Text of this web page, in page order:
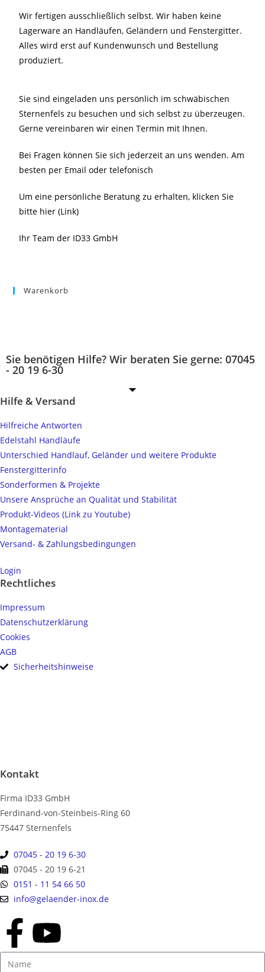
Wir fertigen ausschließlich selbst. Wir haben keine
Lagerware an Handläufen, Geländern und Fenstergitter.
Alles wird erst auf Kundenwunsch und Bestellung
produziert.
Sie sind eingeladen uns persönlich im schwäbischen
Sternenfels zu besuchen und sich selbst zu überzeugen.
Gerne vereinbaren wir einen Termin mit Ihnen.
Bei Fragen können Sie sich jederzeit an uns wenden. Am
besten per Email oder telefonisch
Um eine persönliche Beratung zu erhalten, klicken Sie
bitte hier (Link)
Ihr Team der ID33 GmbH
Warenkorb
Sie benötigen Hilfe? Wir beraten Sie gerne: 07045
- 20 19 6-30
Hilfe & Versand
Hilfreiche Antworten
Edelstahl Handläufe
Unterschied Handlauf, Geländer und weitere Produkte
Fenstergitterinfo
Sonderformen & Projekte
Unsere Ansprüche an Qualität und Stabilität
Produkt-Videos (Link zu Youtube)
Montagematerial
Versand- & Zahlungsbedingungen
Login
Rechtliches
Impressum
Datenschutzerklärung
Cookies
AGB
Sicherheitshinweise
Kontakt
Firma ID33 GmbH
Ferdinand-von-Steinbeis-Ring 60
75447 Sternenfels
07045 - 20 19 6-30
07045 - 20 19 6-21
0151 - 11 54 66 50
info@gelaender-inox.de